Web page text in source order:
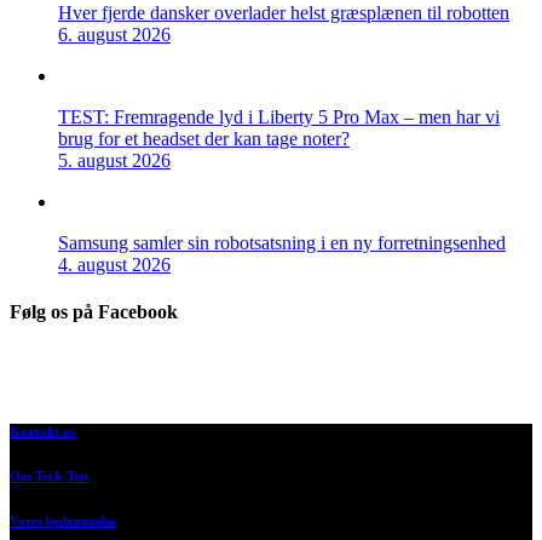
Hver fjerde dansker overlader helst græsplænen til robotten
6. august 2026
TEST: Fremragende lyd i Liberty 5 Pro Max – men har vi
brug for et headset der kan tage noter?
5. august 2026
Samsung samler sin robotsatsning i en ny forretningsenhed
4. august 2026
Følg os på Facebook
Kontakt os
Om Tech-Test
Vores bedømmelse